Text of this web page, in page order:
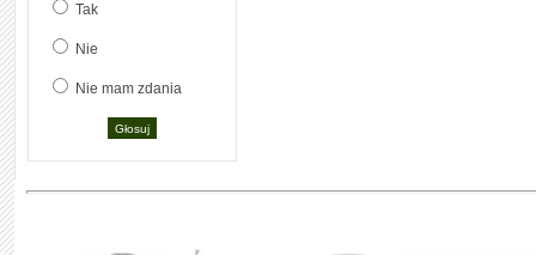
Tak
Nie
Nie mam zdania